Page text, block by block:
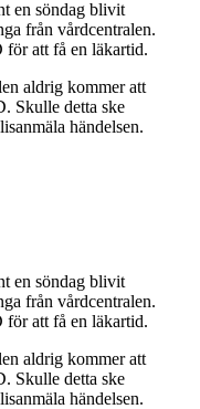
en söndag blivit
från vårdcentralen.
för att få en läkartid.
aldrig kommer att
Skulle detta ske
händelsen.
en söndag blivit
från vårdcentralen.
för att få en läkartid.
aldrig kommer att
Skulle detta ske
händelsen.